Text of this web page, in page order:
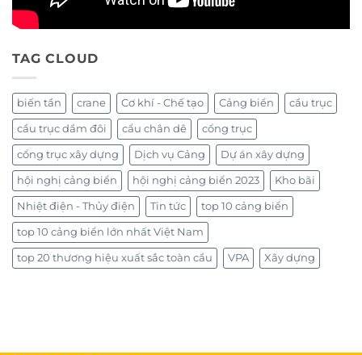
TAG CLOUD
biến tần crane Cơ khí - Chế tạo Cảng biển cầu trục
cầu trục dầm đôi cẩu chân dê cổng trục
cổng trục xây dựng Dịch vụ Cảng Dự án xây dựng
hội nghị cảng biển hội nghị cảng biển 2023 Kho bãi
Nhiệt điện - Thủy điện Tin tức top 10 cảng biển
top 10 cảng biển lớn nhất Việt Nam
top 20 thương hiệu xuất sắc toàn cầu VPA Xây dựng